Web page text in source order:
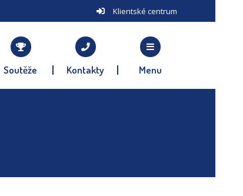
Klientské centrum
Soutěže Kontakty Menu